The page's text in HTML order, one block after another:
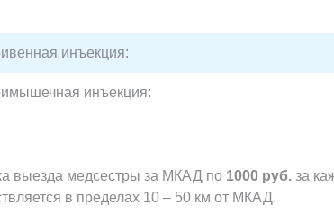
инъекция:
инъекция:
выезда медсестры за МКАД по 1000 руб.за
в пределах 10 – 50 км от МКАД.